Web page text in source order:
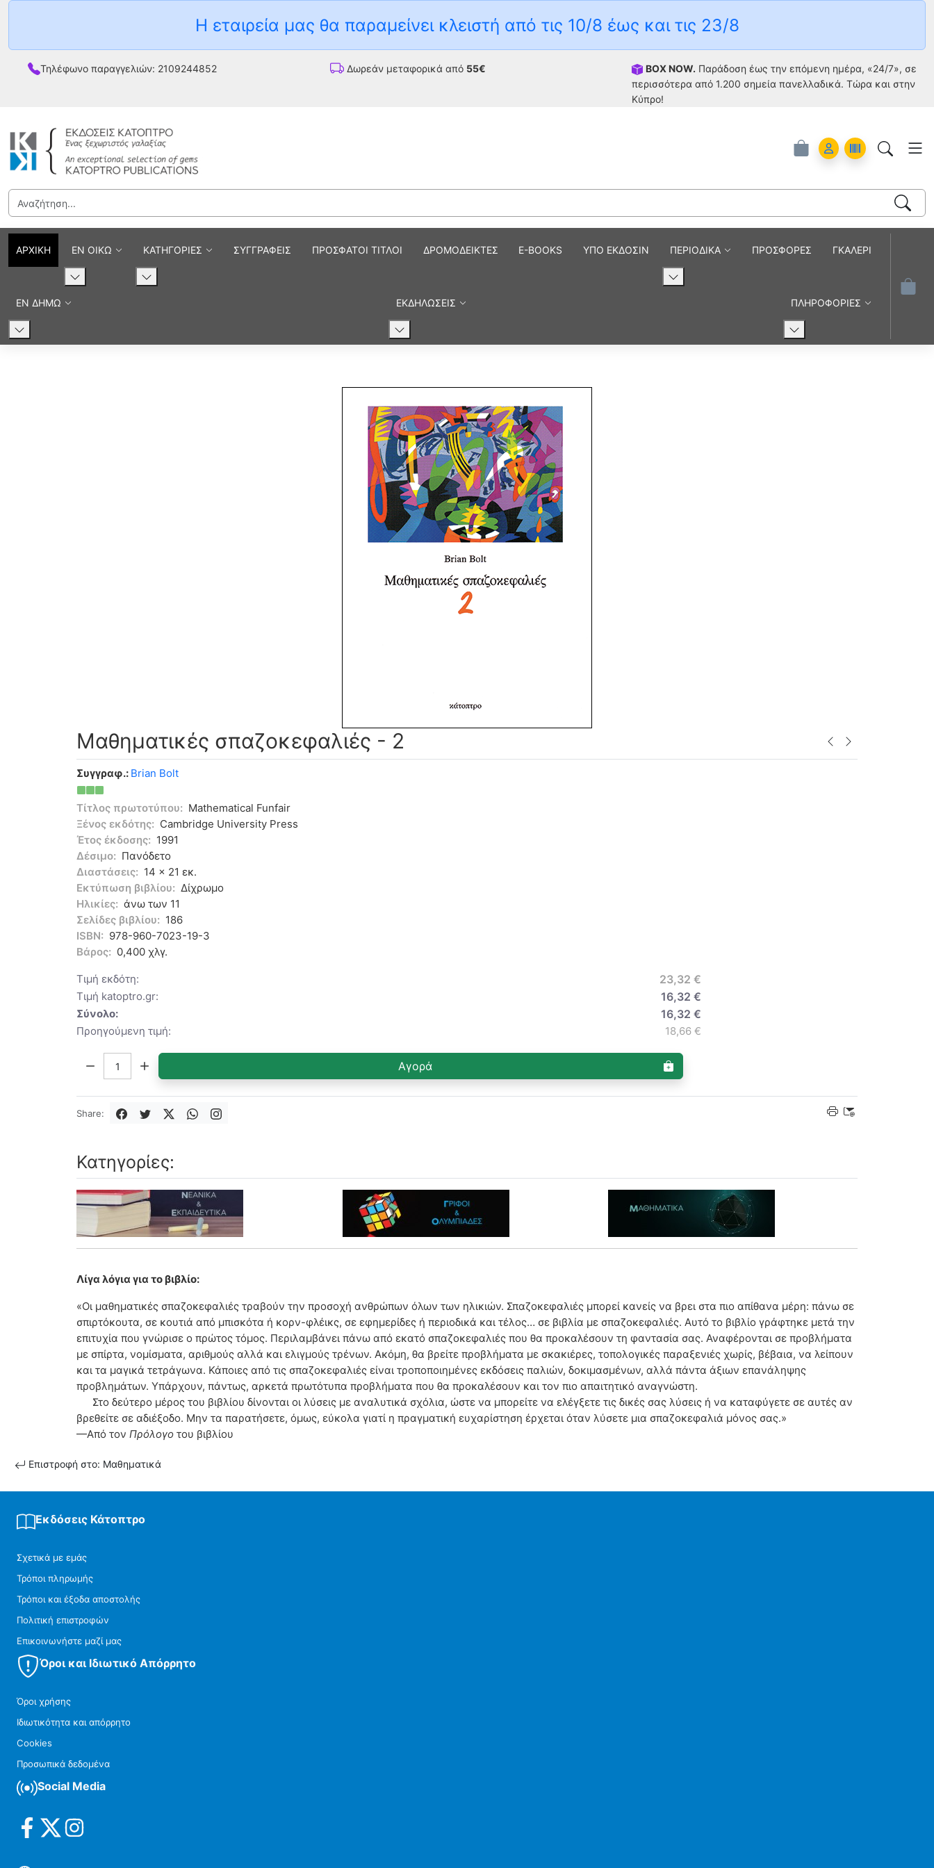
Η εταιρεία μας θα παραμείνει κλειστή από τις 10/8 έως και τις 23/8
Τηλέφωνο παραγγελιών: 2109244852 Δωρεάν μεταφορικά από 55€ BOX NOW. Παράδοση έως την επόμενη ημέρα, «24/7», σε
περισσότερα από 1.200 σημεία πανελλαδικά. Tώρα και στην
Κύπρο!
Account
Orders
ΑΡΧΙΚΗ ΕΝ ΟΙΚΩ ΚΑΤΗΓΟΡΙΕΣ ΣΥΓΓΡΑΦΕΙΣ ΠΡΟΣΦΑΤΟΙ ΤΙΤΛΟΙ ΔΡΟΜΟΔΕΙΚΤΕΣ E-BOOKS ΥΠΟ ΕΚΔΟΣΙΝ ΠΕΡΙΟΔΙΚΑ ΠΡΟΣΦΟΡΕΣ ΓΚΑΛΕΡΙ
ΕΝ ΔΗΜΩ ΕΚΔΗΛΩΣΕΙΣ ΠΛΗΡΟΦΟΡΙΕΣ
Μαθηματικές σπαζοκεφαλιές - 2
Συγγραφ.: Brian Bolt
Τίτλος πρωτοτύπου: Mathematical Funfair
Ξένος εκδότης: Cambridge University Press
Έτος έκδοσης: 1991
Δέσιμο: Πανόδετο
Διαστάσεις: 14 x 21 εκ.
Εκτύπωση βιβλίου: Δίχρωμο
Ηλικίες: άνω των 11
Σελίδες βιβλίου: 186
ISBN: 978-960-7023-19-3
Βάρος: 0,400 χλγ.
Τιμή εκδότη: 23,32 €
Τιμή katoptro.gr: 16,32 €
Σύνολο: 16,32 €
Προηγούμενη τιμή: 18,66 €
Ποσότητα: Αγορά
Share:
Κατηγορίες:
Λίγα λόγια για το βιβλίο:
«Οι μαθηματικές σπαζοκεφαλιές τραβούν την προσοχή ανθρώπων όλων των ηλικιών. Σπαζοκεφαλιές μπορεί κανείς να βρει στα πιο απίθανα μέρη: πάνω σε
σπιρτόκουτα, σε κουτιά από μπισκότα ή κορν-φλέικς, σε εφημερίδες ή περιοδικά και τέλος… σε βιβλία με σπαζοκεφαλιές. Αυτό το βιβλίο γράφτηκε μετά την
επιτυχία που γνώρισε ο πρώτος τόμος. Περιλαμβάνει πάνω από εκατό σπαζοκεφαλιές που θα προκαλέσουν τη φαντασία σας. Αναφέρονται σε προβλήματα
με σπίρτα, νομίσματα, αριθμούς αλλά και ελιγμούς τρένων. Ακόμη, θα βρείτε προβλήματα με σκακιέρες, τοπολογικές παραξενιές χωρίς, βέβαια, να λείπουν
και τα μαγικά τετράγωνα. Κάποιες από τις σπαζοκεφαλιές είναι τροποποιημένες εκδόσεις παλιών, δοκιμασμένων, αλλά πάντα άξιων επανάληψης
προβλημάτων. Υπάρχουν, πάντως, αρκετά πρωτότυπα προβλήματα που θα προκαλέσουν και τον πιο απαιτητικό αναγνώστη.
Στο δεύτερο μέρος του βιβλίου δίνονται οι λύσεις με αναλυτικά σχόλια, ώστε να μπορείτε να ελέγξετε τις δικές σας λύσεις ή να καταφύγετε σε αυτές αν
βρεθείτε σε αδιέξοδο. Μην τα παρατήσετε, όμως, εύκολα γιατί η πραγματική ευχαρίστηση έρχεται όταν λύσετε μια σπαζοκεφαλιά μόνος σας.»
—Από τον Πρόλογο του βιβλίου
Επιστροφή στο: Μαθηματικά
Εκδόσεις Κάτοπτρο
Σχετικά με εμάς
Τρόποι πληρωμής
Τρόποι και έξοδα αποστολής
Πολιτική επιστροφών
Επικοινωνήστε μαζί μας
Όροι και Ιδιωτικό Απόρρητο
Όροι χρήσης
Ιδιωτικότητα και απόρρητο
Cookies
Προσωπικά δεδομένα
Social Media